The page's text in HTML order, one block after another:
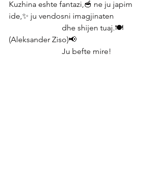
Kuzhina eshte fantazi,🥣 ne ju japim
ide,✨ ju vendosni imagjinaten
(Aleksander Ziso)📢
                           Ju befte mire!